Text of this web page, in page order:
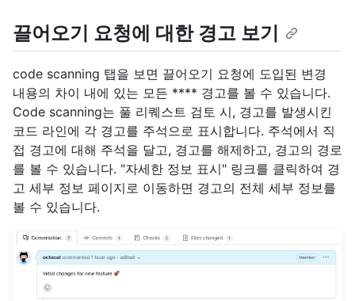
끌어오기 요청에 대한 경고 보기
code scanning 탭을 보면 끌어오기 요청에 도입된 변경
내용의 차이 내에 있는 모든 **** 경고를 볼 수 있습니다.
Code scanning는 풀 리퀘스트 검토 시, 경고를 발생시킨
코드 라인에 각 경고를 주석으로 표시합니다. 주석에서 직
접 경고에 대해 주석을 달고, 경고를 해제하고, 경고의 경로
를 볼 수 있습니다. "자세한 정보 표시" 링크를 클릭하여 경
고 세부 정보 페이지로 이동하면 경고의 전체 세부 정보를
볼 수 있습니다.